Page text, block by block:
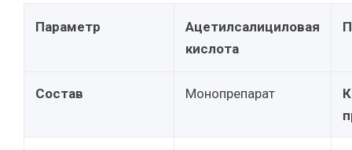
Параметр
Ацетилсалициловая
кислота
Состав Монопрепарат